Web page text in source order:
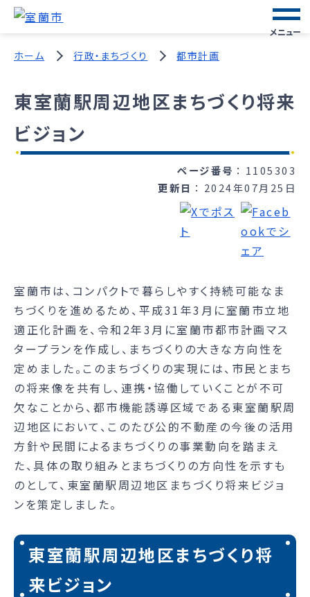
メニュー
ホーム 行政・まちづくり 都市計画
東室蘭駅周辺地区まちづくり将来
ビジョン
ページ番号
1105303
更新日
2024年07月25日
室蘭市は、コンパクトで暮らしやすく持続可能なま
ちづくりを進めるため、平成31年3月に室蘭市立地
適正化計画を、令和2年3月に室蘭市都市計画マス
タープランを作成し、まちづくりの大きな方向性を
定めました。このまちづくりの実現には、市民とまち
の将来像を共有し、連携・協働していくことが不可
欠なことから、都市機能誘導区域である東室蘭駅周
辺地区において、このたび公的不動産の今後の活用
方針や民間によるまちづくりの事業動向を踏まえ
た、具体の取り組みとまちづくりの方向性を示すも
のとして、東室蘭駅周辺地区まちづくり将来ビジョ
ンを策定しました。
東室蘭駅周辺地区まちづくり将
来ビジョン